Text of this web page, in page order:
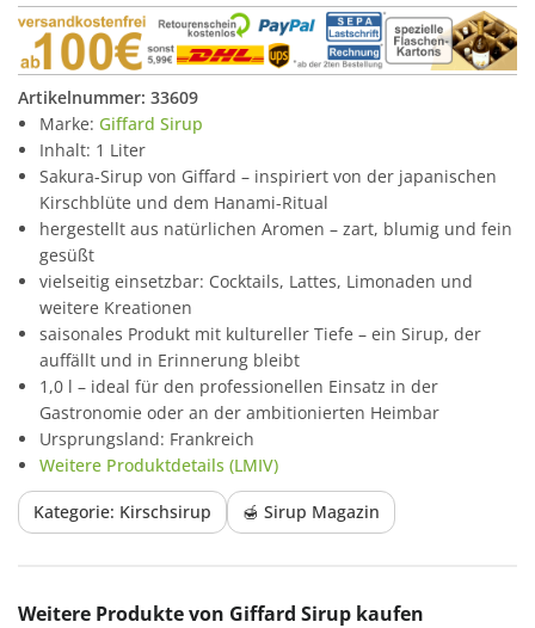
Artikelnummer: 33609
Marke: Giffard Sirup
Inhalt: 1 Liter
Sakura-Sirup von Giffard – inspiriert von der japanischen
Kirschblüte und dem Hanami-Ritual
hergestellt aus natürlichen Aromen – zart, blumig und fein
gesüßt
vielseitig einsetzbar: Cocktails, Lattes, Limonaden und
weitere Kreationen
saisonales Produkt mit kultureller Tiefe – ein Sirup, der
auffällt und in Erinnerung bleibt
1,0 l – ideal für den professionellen Einsatz in der
Gastronomie oder an der ambitionierten Heimbar
Ursprungsland: Frankreich
Weitere Produktdetails (LMIV)
Kategorie: Kirschsirup 🍯 Sirup Magazin
Produktgalerie überspringen
Weitere Produkte von Giffard Sirup kaufen